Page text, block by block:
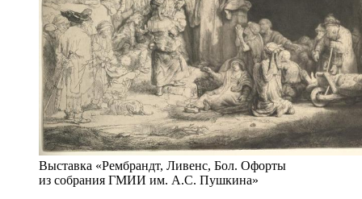
Выставка «Рембрандт, Ливенс, Бол. Офорты
из собрания ГМИИ им. А.С. Пушкина»